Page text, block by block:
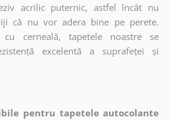
acrilic puternic, astfel încât nu
că nu vor adera bine pe perete.
cerneală, tapetele noastre se
excelentă a suprafeței și
pentru tapetele autocolante